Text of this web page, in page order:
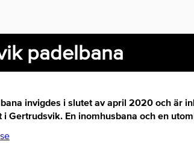
padelbana
invigdes i slutet av april 2020 och är
Gertrudsvik. En inomhusbana och en